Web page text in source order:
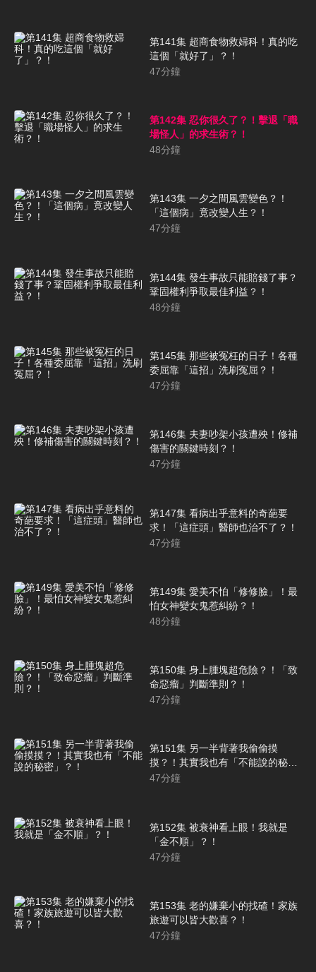
第141集 超商食物救婦科！真的吃
這個「就好了」？！
47分鐘
第142集 忍你很久了？！擊退「職
場怪人」的求生術？！
48分鐘
第143集 一夕之間風雲變色？！
「這個病」竟改變人生？！
47分鐘
第144集 發生事故只能賠錢了事？
鞏固權利爭取最佳利益？！
48分鐘
第145集 那些被冤枉的日子！各種
委屈靠「這招」洗刷冤屈？！
47分鐘
第146集 夫妻吵架小孩遭殃！修補
傷害的關鍵時刻？！
47分鐘
第147集 看病出乎意料的奇葩要
求！「這症頭」醫師也治不了？！
47分鐘
第149集 愛美不怕「修修臉」！最
怕女神變女鬼惹糾紛？！
48分鐘
第150集 身上腫塊超危險？！「致
命惡瘤」判斷準則？！
47分鐘
第151集 另一半背著我偷偷摸
摸？！其實我也有「不能說的秘
密」？！
47分鐘
第152集 被衰神看上眼！我就是
「金不順」？！
47分鐘
第153集 老的嫌棄小的找碴！家族
旅遊可以皆大歡喜？！
47分鐘